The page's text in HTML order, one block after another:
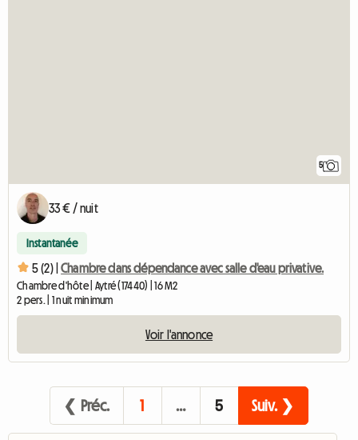
5
33 € / nuit
Instantanée
5 (2) | Chambre dans dépendance avec salle d'eau privative.
Chambre d'hôte | Aytré (17440) | 16 M2
2 pers. | 1 nuit minimum
Voir l'annonce
❮ Préc. 1 … 5 Suiv. ❯